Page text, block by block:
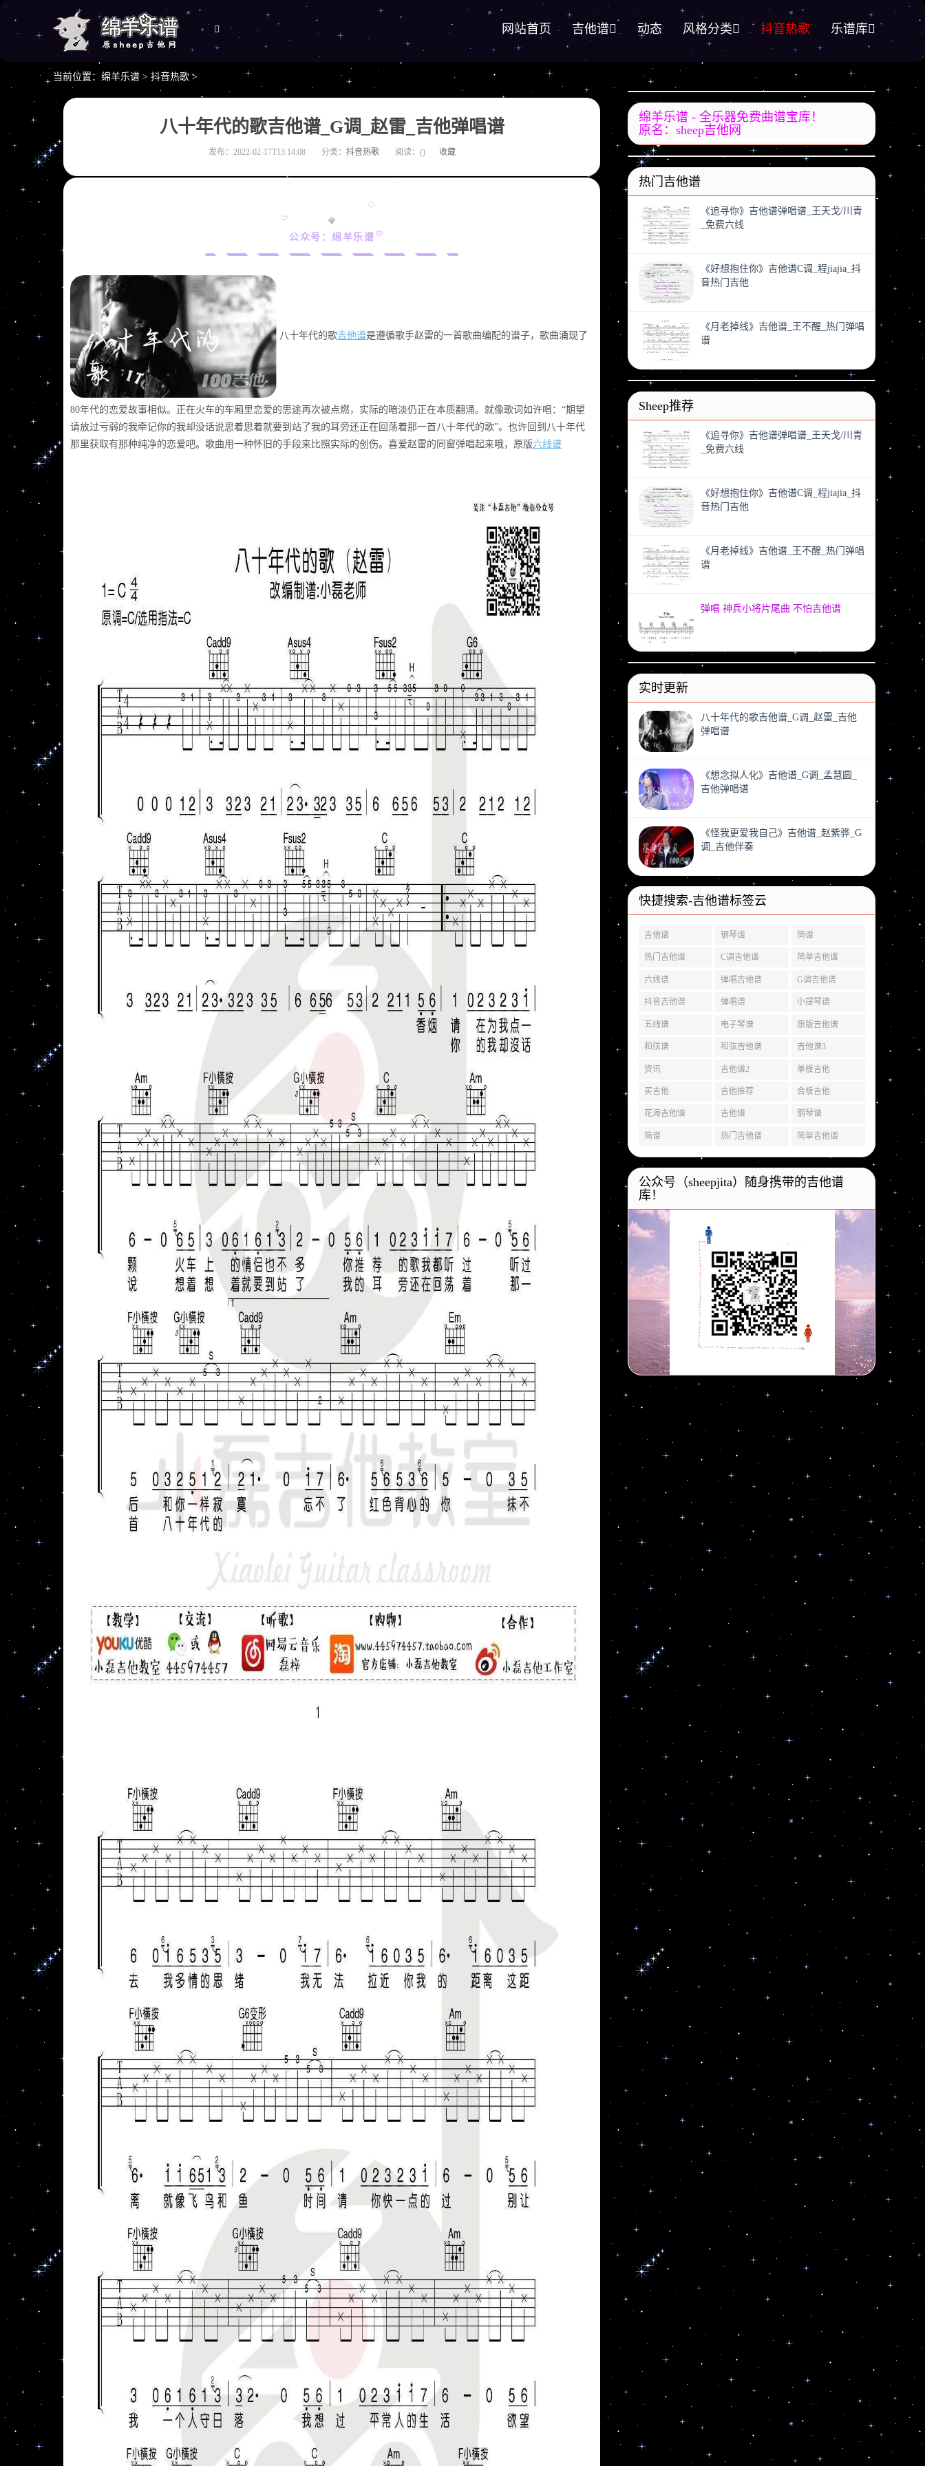
网站首页 吉他谱 动态 风格分类 抖音热歌 乐谱库
当前位置： 绵羊乐谱 > 抖音热歌 >
八十年代的歌吉他谱_G调_赵雷_吉他弹唱谱
发布：2022-02-17T13:14:08 分类： 抖音热歌 阅读：() 收藏
公众号：绵羊乐谱
八十年代的歌吉他谱是遵循歌手赵雷的一首歌曲编配的谱子，歌曲涌现了
80年代的恋爱故事相似。正在火车的车厢里恋爱的思途再次被点燃，实际的暗淡仍正在本质翻涌。就像歌词如许唱：“期望
请放过亏弱的我牵记你的我却没话说思着思着就要到站了我的耳旁还正在回荡着那一首八十年代的歌”。也许回到八十年代
那里获取有那种纯净的恋爱吧。歌曲用一种怀旧的手段来比照实际的创伤。喜爱赵雷的同窗弹唱起来哦，原版六线谱
绵羊乐谱 - 全乐器免费曲谱宝库！
原名：sheep吉他网
热门吉他谱
《追寻你》吉他谱弹唱谱_王天戈/川青
_免费六线
《好想抱住你》吉他谱C调_程jiajia_抖
音热门吉他
《月老掉线》吉他谱_王不醒_热门弹唱
谱
Sheep推荐
《追寻你》吉他谱弹唱谱_王天戈/川青
_免费六线
《好想抱住你》吉他谱C调_程jiajia_抖
音热门吉他
《月老掉线》吉他谱_王不醒_热门弹唱
谱
弹唱 神兵小将片尾曲 不怕吉他谱
实时更新
八十年代的歌吉他谱_G调_赵雷_吉他
弹唱谱
《想念拟人化》吉他谱_G调_孟慧圆_
吉他弹唱谱
《怪我更爱我自己》吉他谱_赵紫骅_G
调_吉他伴奏
快捷搜索-吉他谱标签云
吉他谱 钢琴谱 简谱
热门吉他谱 C调吉他谱 简单吉他谱
六线谱 弹唱吉他谱 G调吉他谱
抖音吉他谱 弹唱谱 小提琴谱
五线谱 电子琴谱 原版吉他谱
和弦谱 和弦吉他谱 吉他谱3
资讯 吉他谱2 单板吉他
买吉他 吉他推荐 合板吉他
花海吉他谱 吉他谱 钢琴谱
简谱 热门吉他谱 简单吉他谱
公众号（sheepjita）随身携带的吉他谱
库！